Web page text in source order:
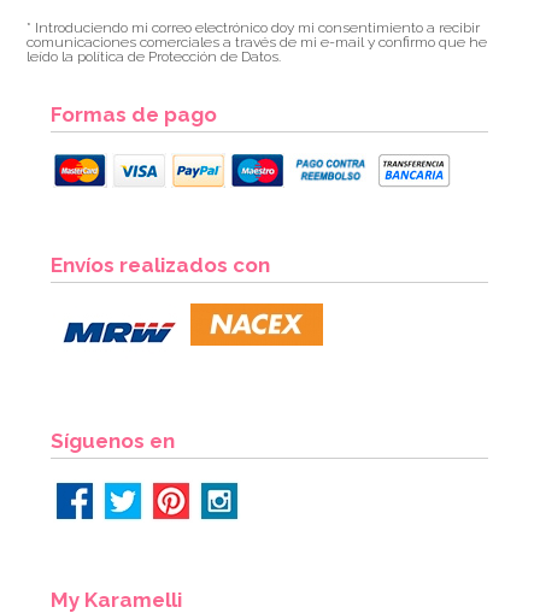
* Introduciendo mi correo electrónico doy mi consentimiento a recibir
comunicaciones comerciales a través de mi e-mail y confirmo que he
leído la política de Protección de Datos.
Formas de pago
Envíos realizados con
Síguenos en
My Karamelli